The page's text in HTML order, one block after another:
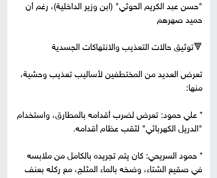
"حسن عبد الكريم الحوثي" (ابن وزير الداخلية)، رغم أن
حميد صهرهم
🔻توثيق حالات التعذيب والانتهاكات الجسدية
تعرض العديد من المختطفين لأساليب تعذيب وحشية،
منها:
* علي حمود: تعرض لضرب أقدامه بالمطارق، واستخدام
"الدريل الكهربائي" لثقب عظام أقدامه.
* حمود السريحي: كان يتم تجريده بالكامل من ملابسه
في صقيع الشتاء، وضخه بالماء المثلج، مع ركله بعنف